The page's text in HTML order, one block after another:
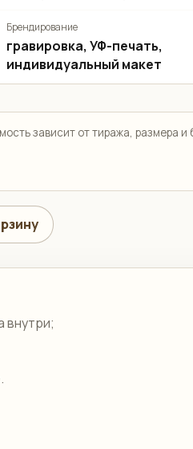
Брендирование
гравировка, УФ-печать,
индивидуальный макет
зависит от тиража, размера и
внутри;